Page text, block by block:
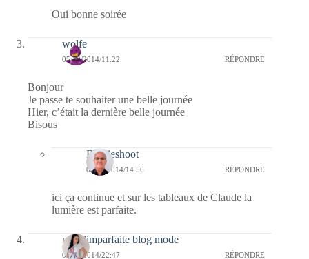
Oui bonne soirée
wolfe
05/10/2014/11:22 RÉPONDRE
Bonjour
Je passe te souhaiter une belle journée
Hier, c’était la dernière belle journée
Bisous
Bernieshoot
05/10/2014/14:56 RÉPONDRE
ici ça continue et sur les tableaux de Claude la
lumière est parfaite.
melolimparfaite blog mode
04/10/2014/22:47 RÉPONDRE